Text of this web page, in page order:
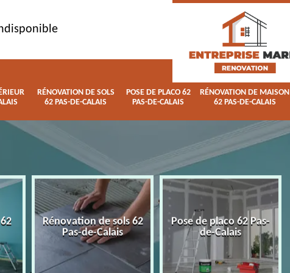
RÉNOVATION DE SOLS
62 PAS-DE-CALAIS
POSE DE PLACO 62
PAS-DE-CALAIS
RÉNOVATION DE MAISON
62 PAS-DE-CALAIS
Rénovation de sols 62
Pas-de-Calais
Pose de placo 62 Pas-
de-Calais